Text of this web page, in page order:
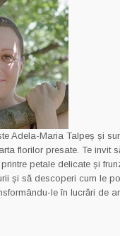
Adela-Maria Talpeș și
florilor presate. Te invit
petale delicate și
și să descoperi cum le
le în lucrări de